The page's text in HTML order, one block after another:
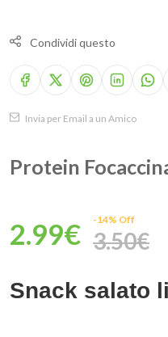
Condividi questo
Invia per Email a un Amico
Protein
2.99€ -14% Off
3.50€
Snack salato